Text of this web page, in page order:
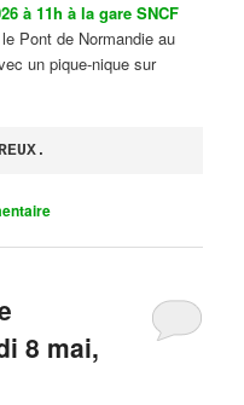
à 11h à la gare SNCF
Pont de Normandie au
un pique-nique sur
8 mai,